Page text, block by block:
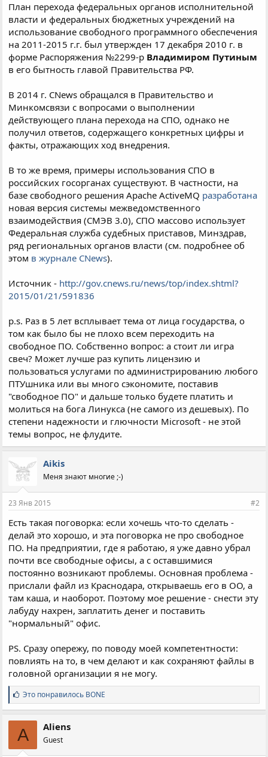
План перехода федеральных органов исполнительной
власти и федеральных бюджетных учреждений на
использование свободного программного обеспечения
на 2011-2015 г.г. был утвержден 17 декабря 2010 г. в
форме Распоряжения №2299-р Владимиром Путиным
в его бытность главой Правительства РФ.
В 2014 г. CNews обращался в Правительство и
Минкомсвязи с вопросами о выполнении
действующего плана перехода на СПО, однако не
получил ответов, содержащего конкретных цифры и
факты, отражающих ход внедрения.
В то же время, примеры использования СПО в
российских госорганах существуют. В частности, на
базе свободного решения Apache ActiveMQ разработана
новая версия системы межведомственного
взаимодействия (СМЭВ 3.0), СПО массово использует
Федеральная служба судебных приставов, Минздрав,
ряд региональных органов власти (см. подробнее об
этом в журнале CNews).
Источник - http://gov.cnews.ru/news/top/index.shtml?
2015/01/21/591836
p.s. Раз в 5 лет всплывает тема от лица государства, о
том как было бы не плохо всем переходить на
свободное ПО. Собственно вопрос: а стоит ли игра
свеч? Может лучше раз купить лицензию и
пользоваться услугами по администрированию любого
ПТУшника или вы много сэкономите, поставив
"свободное ПО" и дальше только будете платить и
молиться на бога Линукса (не самого из дешевых). По
степени надежности и глючности Microsoft - не этой
темы вопрос, не флудите.
Aikis
Меня знают многие ;-)
23 Янв 2015 #2
Есть такая поговорка: если хочешь что-то сделать -
делай это хорошо, и эта поговорка не про свободное
ПО. На предприятии, где я работаю, я уже давно убрал
почти все свободные офисы, а с оставшимися
постоянно возникают проблемы. Основная проблема -
прислали файл из Краснодара, открываешь его в ОО, а
там каша, и наоборот. Поэтому мое решение - снести эту
лабуду нахрен, заплатить денег и поставить
"нормальный" офис.
PS. Сразу опережу, по поводу моей компетентности:
повлиять на то, в чем делают и как сохраняют файлы в
головной организации я не могу.
С
и
м
п
а
т
и
Это понравилось BONE
A Aliens
Guest